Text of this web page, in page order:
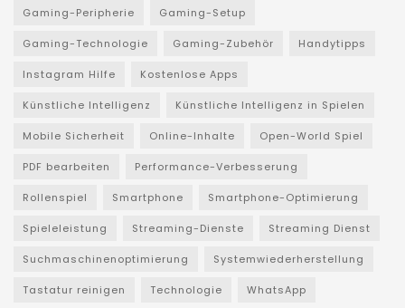
Gaming-Peripherie Gaming-Setup
Gaming-Technologie Gaming-Zubehör Handytipps
Instagram Hilfe Kostenlose Apps
Künstliche Intelligenz Künstliche Intelligenz in Spielen
Mobile Sicherheit Online-Inhalte Open-World Spiel
PDF bearbeiten Performance-Verbesserung
Rollenspiel Smartphone Smartphone-Optimierung
Spieleleistung Streaming-Dienste Streaming Dienst
Suchmaschinenoptimierung Systemwiederherstellung
Tastatur reinigen Technologie WhatsApp